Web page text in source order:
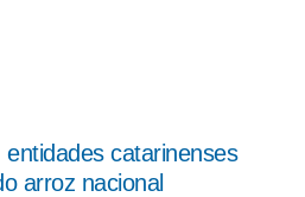
catarinenses
arroz nacional